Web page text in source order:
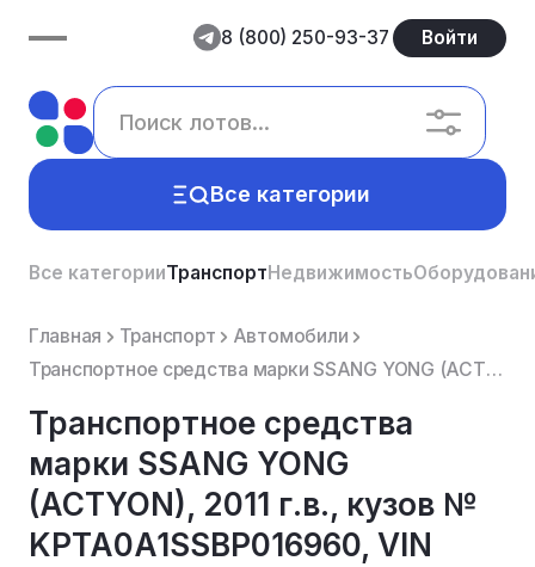
8 (800) 250-93-37 Войти
Все категории
Все категорииТранспортНедвижимость
Главная Транспорт
Автомобили
Транспортное средства марки SSANG YONG (ACTYON), 2011 г.в., кузов № KPTA0A1SSBP016960, VIN Z8UA0A1SS...
Транспортное средства
марки SSANG YONG
(ACTYON), 2011 г.в., кузов №
KPTA0A1SSBP016960, VIN